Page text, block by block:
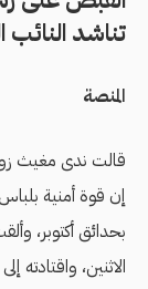
تناشد النائب
المنصة
قالت ندى مغيث
إن قوة أمنية
بحدائق أكتوبر،
الاثنين، واقتادته